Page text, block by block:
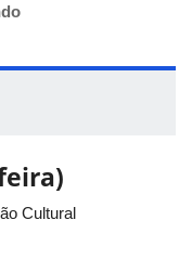
e meia.
Pôsteres & Café,
de vivências
Cultural